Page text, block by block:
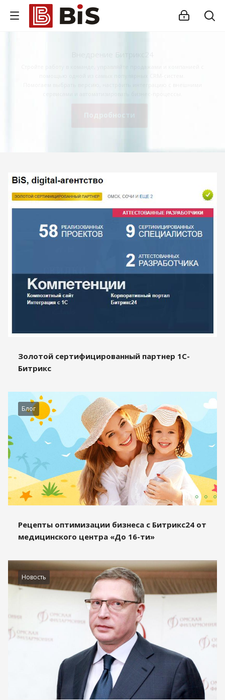
Золотой сертифицированный партнер 1С-
Битрикс
Блог
Рецепты оптимизации бизнеса с Битрикс24 от
медицинского центра «До 16-ти»
Новость